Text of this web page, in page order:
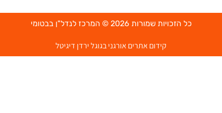
כל הזכויות שמורות 2026 © המרכז לנדל"ן בבטומי
קידום אתרים אורגני בגוגל ירדן דיגיטל